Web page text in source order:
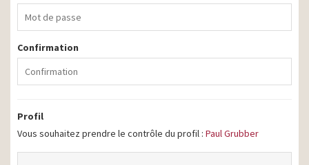
Confirmation
Profil
Vous souhaitez prendre le contrôle du profil : Paul Grubber